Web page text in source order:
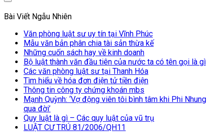
Bài Viết Ngẫu Nhiên
Văn phòng luật sư uy tín tại Vĩnh Phúc
Mẫu văn bản phân chia tài sản thừa kế
Những cuốn sách hay về kinh doanh
Bộ luật thành văn đầu tiên của nước ta có tên gọi là gì
Các văn phòng luật sư tại Thanh Hóa
Tìm hiểu về hóa đơn điện tử tiền điện
Thông tin công ty chứng khoán mbs
Mạnh Quỳnh: ‘Vợ động viên tôi bình tâm khi Phi Nhung
qua đời’
Quy luật là gì – Các quy luật của vũ trụ
LUẬT CƯ TRÚ 81/2006/QH11